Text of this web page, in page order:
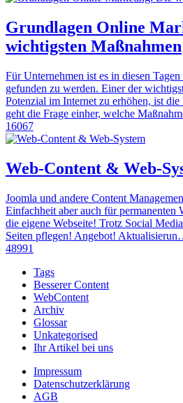
Grundlagen Online
wichtigsten Maßnahmen
Für Unternehmen ist es in diesen
gefunden zu werden. Einer der
Potenzial im Internet zu erhöhen, ist
geht die Frage einher, welche
16067
Web-Content & Web-
Joomla und andere Content
Einfachheit aber auch für permanenten
die eigene Webseite! Trotz Social
Seiten pflegen! Angebot!
48991
Tags
Besserer Content
WebContent
Archiv
Glossar
Unkategorised
Ihr Artikel bei uns
Impressum
Datenschutzerklärung
AGB